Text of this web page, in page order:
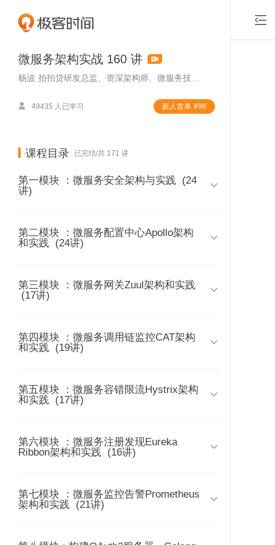
微服务架构实战 160 讲
杨波
 49435 人已学习 新⼈⾸单 ¥98
课程目录 已完结/共 171 讲
第一模块 ：微服务安全架构与实践 (24
讲)

01 | 第一模块课程介绍
时长 06:58
时长 07:56
时长 06:53
05 | OAuth2 有哪些典型模式
06 | OAuth2 模式该如何选型
时长 07:14
07 | Spring Security OAuth2 架构简介
时长 06:23
第二模块 ：微服务配置中心Apollo架构
和实践 (24讲) 
25 | Apollo作者的产品介绍
时长 02:43
时长 04:48
时长 04:38
29 | 配置定义和场景
30 | 开关驱动开发原理
时长 22:24
31 | 携程 Apollo 配置中心介绍
第三模块 ：微服务网关Zuul架构和实践
(17讲)

49 | 第三模块课程介绍
时长 06:11
时长 11:58
时长 11:45
53 | Zuul网关代码剖析(Code Review)
第四模块 ：微服务调用链监控CAT架构
和实践 (19讲) 
66 | 第四模块课程介绍
时长 06:24
时长 07:16
时长 13:08
第五模块 ：微服务容错限流Hystrix架构
和实践 (17讲) 
85 | 第五模块课程介绍
时长 05:54
时长 06:42
时长 09:42
第六模块 ：微服务注册发现Eureka
Ribbon架构和实践 (16讲) 
102 | 第六模块课程介绍
时长 06:43
第七模块 ：微服务监控告警Prometheus
架构和实践 (21讲) 

150 | OAuth2用户名密
码模式实验(lab05)
151 | OAuth2客户端模